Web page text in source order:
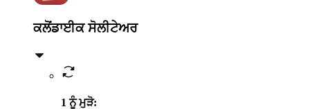
ਕਲੋਂਡਾਈਕ ਸੋਲੀਟੇਅਰ
1 ਨੂੰ ਮੁੜੋ: